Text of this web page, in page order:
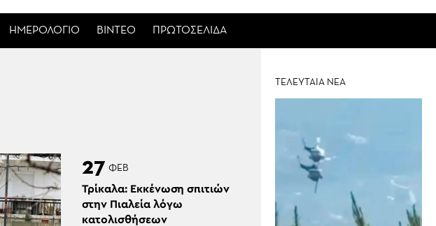
ΗΜΕΡΟΛΟΓΙΟ ΒΙΝΤΕΟ ΠΡΩΤΟΣΕΛΙΔΑ
27 ΦΕΒ
Τρίκαλα: Εκκένωση σπιτιών
στην Πιαλεία λόγω
κατολισθήσεων
ΤΕΛΕΥΤΑΙΑ ΝΕΑ